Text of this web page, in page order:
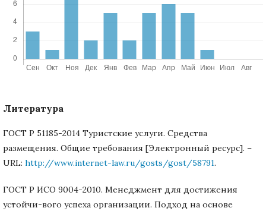
Литература
ГОСТ Р 51185-2014 Туристские услуги. Средства
размещения. Общие требования [Электронный ресурс]. –
URL: http://www.internet-law.ru/gosts/gost/58791.
ГОСТ Р ИСО 9004-2010. Менеджмент для достижения
устойчи-вого успеха организации. Подход на основе